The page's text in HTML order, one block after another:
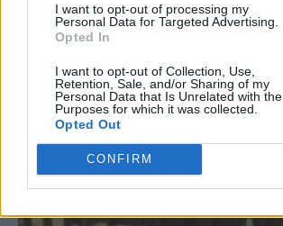
I want to opt-out of processing my
Personal Data for Targeted Advertising.
Opted In
I want to opt-out of Collection, Use,
Retention, Sale, and/or Sharing of my
Personal Data that Is Unrelated with the
Purposes for which it was collected.
Opted Out
CONFIRM